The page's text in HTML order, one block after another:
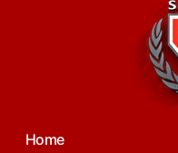
Home